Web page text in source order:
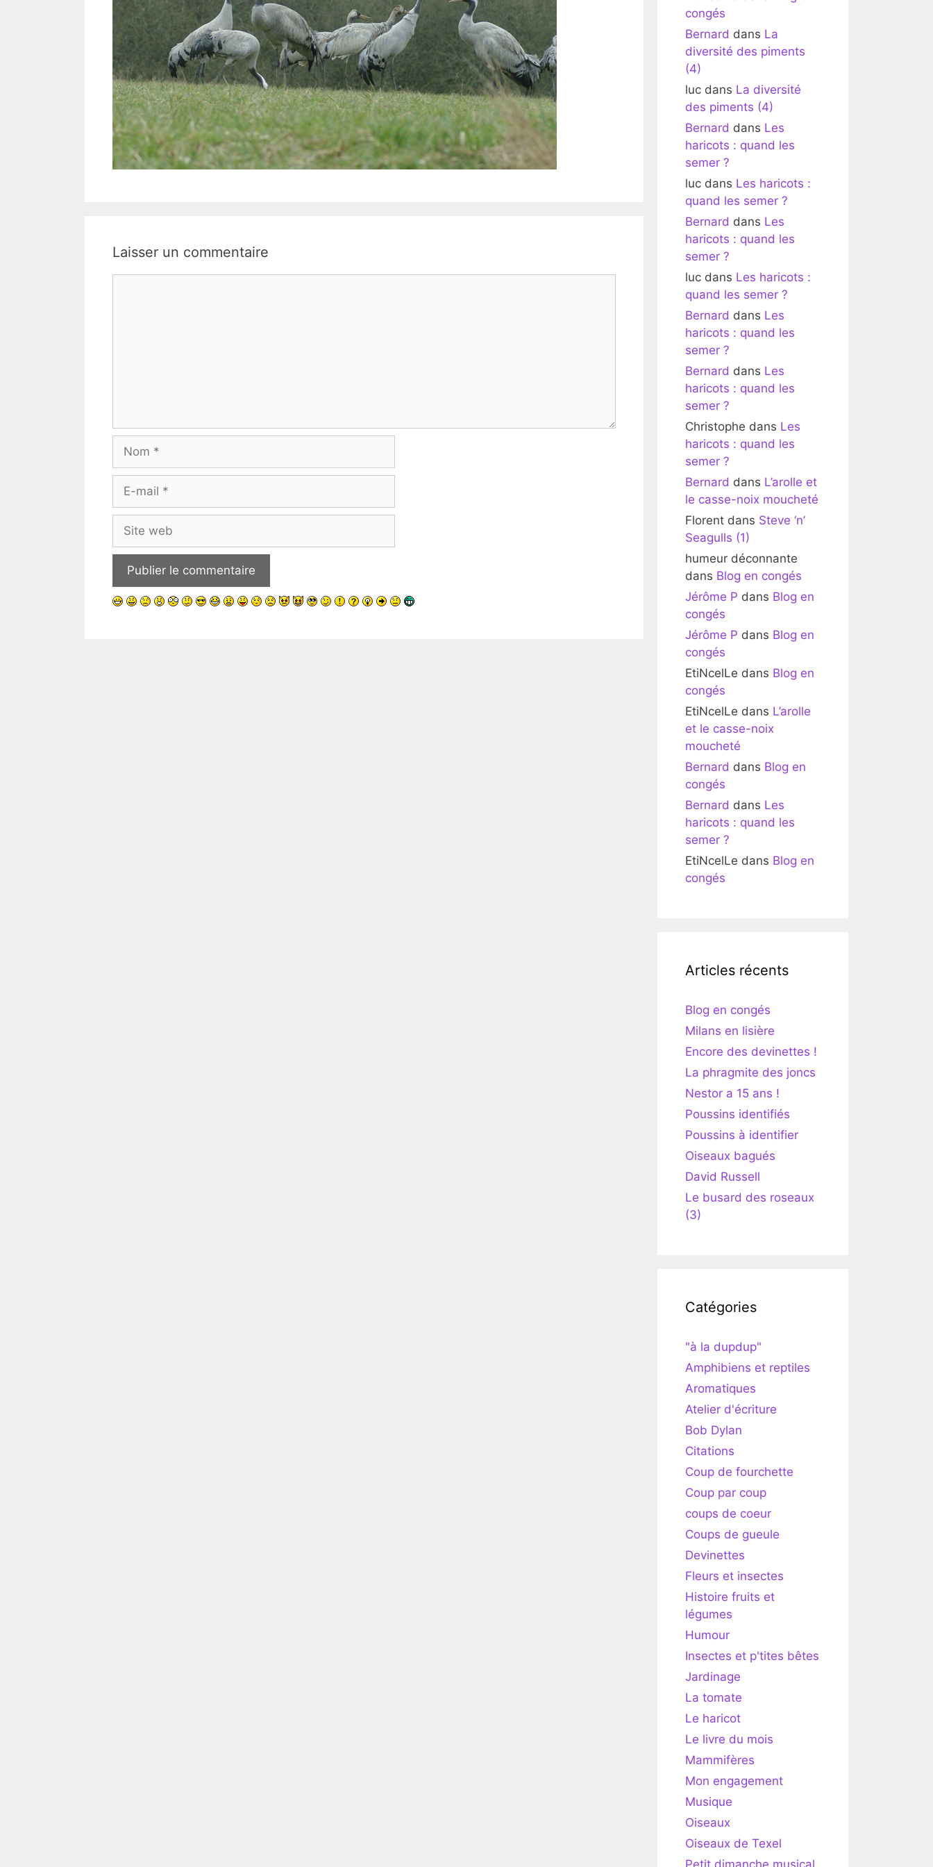
Laisser un commentaire
mail
web
congés
Bernard dans La
diversité des piments
(4)
luc dans La diversité
des piments (4)
Bernard dans Les
haricots : quand les
semer ?
luc dans Les haricots :
quand les semer ?
Bernard dans Les
haricots : quand les
semer ?
luc dans Les haricots :
quand les semer ?
Bernard dans Les
haricots : quand les
semer ?
Bernard dans Les
haricots : quand les
semer ?
Christophe dans Les
haricots : quand les
semer ?
Bernard dans L’arolle et
le casse-noix moucheté
Florent dans Steve ‘n’
Seagulls (1)
humeur déconnante
dans Blog en congés
Jérôme P dans Blog en
congés
Jérôme P dans Blog en
congés
EtiNcelLe dans Blog en
congés
EtiNcelLe dans L’arolle
et le casse-noix
moucheté
Bernard dans Blog en
congés
Bernard dans Les
haricots : quand les
semer ?
EtiNcelLe dans Blog en
congés
Articles récents
Blog en congés
Milans en lisière
Encore des devinettes !
La phragmite des joncs
Nestor a 15 ans !
Poussins identifiés
Poussins à identifier
Oiseaux bagués
David Russell
Le busard des roseaux
(3)
Catégories
"à la dupdup"
Amphibiens et reptiles
Aromatiques
Atelier d'écriture
Bob Dylan
Citations
Coup de fourchette
Coup par coup
coups de coeur
Coups de gueule
Devinettes
Fleurs et insectes
Histoire fruits et
légumes
Humour
Insectes et p'tites bêtes
Jardinage
La tomate
Le haricot
Le livre du mois
Mammifères
Mon engagement
Musique
Oiseaux
Oiseaux de Texel
Petit dimanche musical